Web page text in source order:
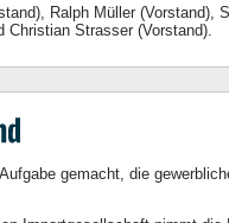
Ralph Müller (Vorstand),
Christian Strasser (Vorstand).
gemacht, die